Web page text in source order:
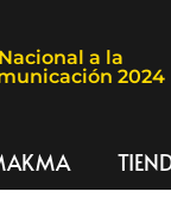
a la
2024